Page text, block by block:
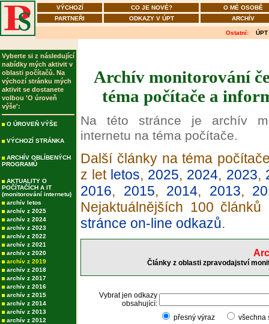
VÝCHOZÍ CO JE NOVÉ?
O MÉ OSOBĚ
PARTNEŘI
ODKAZY V ÚPT ARCHÍV
Ostatní: ÚPT
Vyberte si z následující
nabídky mých aktivit v
oblasti počítačů. Na
výchozí stránku mých
aktivit se dostanete
volbou 'O úroveň
výše':
O ÚROVEŇ VÝŠE
VÝCHOZÍ STRÁNKA
ARCHÍV OBLÍBENÝCH
PROGRAMŮ
AKTUALITY O
POČÍTAČÍCH A IT
(monitorování internetu)
archív letos
archív z 2025
archív z 2024
archív z 2023
archív z 2022
archív z 2021
archív z 2020
archív z 2019
archív z 2018
archív z 2017
archív z 2016
archív z 2015
archív z 2014
archív z 2013
archív z 2012
Archív monitorování
téma počítače a
Na této stránce je archív
internetu na téma počítače.
Další články na téma
z let letos, 2025, 2024, 2023,
2016, 2015, 2014, 2013,
Nejaktuálnějších 100
stránce on-line odkazů.
Články z oblasti zpravodajství
Vybrat jen odkazy
obsahující:
přesný výraz